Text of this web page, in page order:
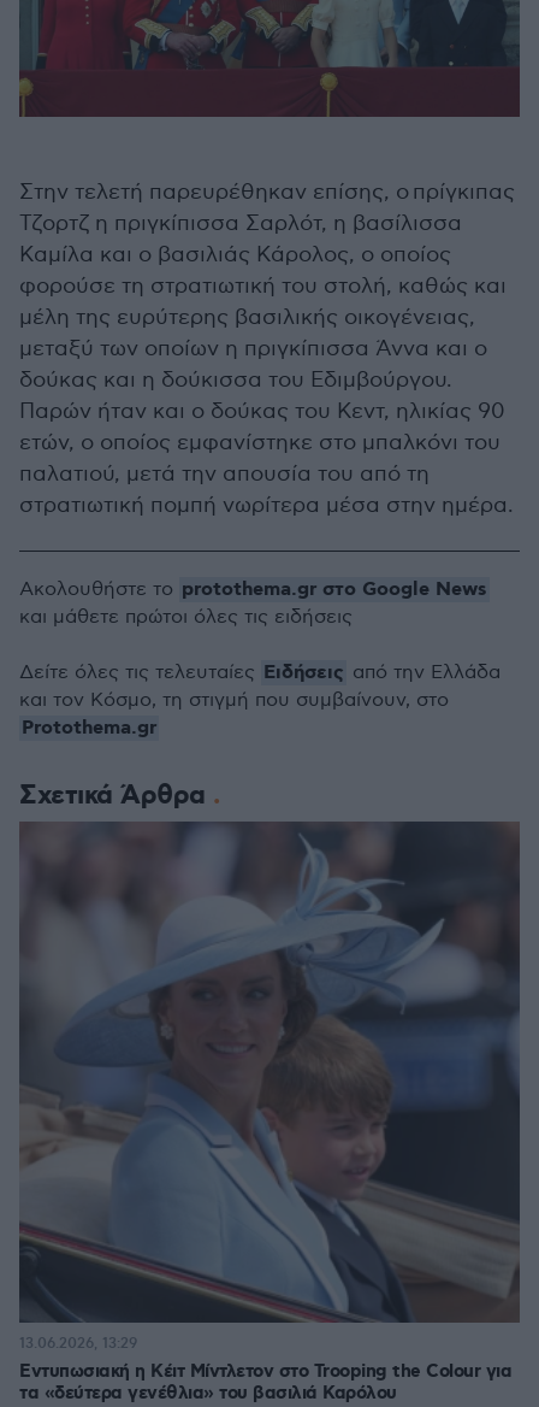
Στην τελετή παρευρέθηκαν επίσης, ο πρίγκιπας
Τζορτζ η πριγκίπισσα Σαρλότ, η βασίλισσα
Καμίλα και ο βασιλιάς Κάρολος, ο οποίος
φορούσε τη στρατιωτική του στολή, καθώς και
μέλη της ευρύτερης βασιλικής οικογένειας,
μεταξύ των οποίων η πριγκίπισσα Άννα και ο
δούκας και η δούκισσα του Εδιμβούργου.
Παρών ήταν και ο δούκας του Κεντ, ηλικίας 90
ετών, ο οποίος εμφανίστηκε στο μπαλκόνι του
παλατιού, μετά την απουσία του από τη
στρατιωτική πομπή νωρίτερα μέσα στην ημέρα.
Σχετικά Άρθρα
Εντυπωσιακή η Κέιτ Μίντλετον στο Trooping the Colour για
τα «δεύτερα γενέθλια» του βασιλιά Καρόλου
13.06.2026, 13:29
Ακολουθήστε το protothema.gr στο Google News
και μάθετε πρώτοι όλες τις ειδήσεις
Δείτε όλες τις τελευταίες Ειδήσεις από την Ελλάδα
και τον Κόσμο, τη στιγμή που συμβαίνουν, στο
Protothema.gr